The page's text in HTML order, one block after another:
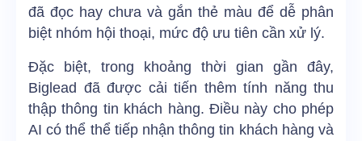
đã đọc hay chưa và gắn thẻ màu để dễ phân
biệt nhóm hội thoại, mức độ ưu tiên cần xử lý.
Đặc biệt, trong khoảng thời gian gần đây,
Biglead đã được cải tiến thêm tính năng thu
thập thông tin khách hàng. Điều này cho phép
AI có thể thể tiếp nhận thông tin khách hàng và